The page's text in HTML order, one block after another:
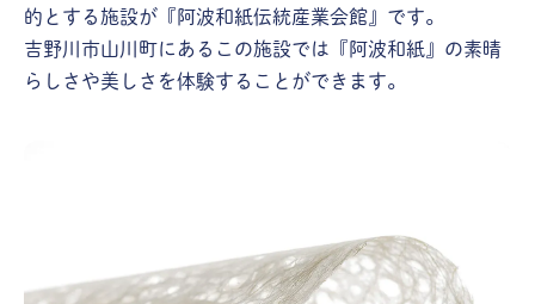
的とする施設が『阿波和紙伝統産業会館』です。
吉野川市山川町にあるこの施設では『阿波和紙』の素晴
らしさや美しさを体験することができます。